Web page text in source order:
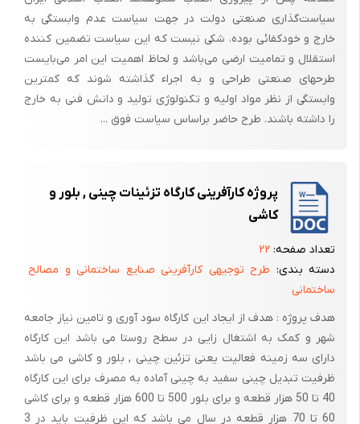
سیاست‌گذاری صنعتی دولت در جهت سیاست عدم وابستگی به
خارج و خودکفائی بوده، شکی نیست که این سیاست تضمین کننده
استقلال و تمامیت ارضی می‌باشد و لحاظ اهمیت این امر می‌بایست
طرحهای صنعتی طراحی و به اجراء گذاشته شوند که کمترین
وابستگی از نظر مواد اولیه و تکنولوژی تولید و دانش فنی به خارج
را داشته باشند. طرح حاضر براساس سیاست فوق ...
پروژه کارآفرینی کارگاه تزئینات چینی , بلور و
کاشی
تعداد صفحه: ۲۲
دسته بندی: طرح توجیهی کارآفرینی صنایع ساختمانی و مصالح
ساختمانی
هدف پروژه : هدف از ایجاد این کارگاه سود آوری و تامین نیاز جامعه
شهر و کمک به اشتغال زایی در سطح روستا می باشد این کارگاه
دارای سه زمینه فعالیت یعنی تزئین چینی , بلور و کاشی می باشد
ظرفیت تبدیل چینی سفید به چینی آماده به مصرف برای این کارگاه
40 تا 50 هزار قطعه و برای بلور 500 تا 600 هزار قطعه و برای کاشی
60 تا 70 هزار قطعه در سال می باشد که این ظرفیت باید در 3